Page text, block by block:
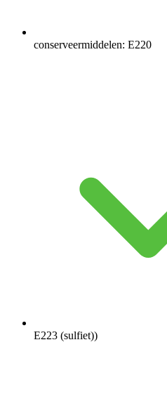
conserveermiddelen: E220
E223 (sulfiet))